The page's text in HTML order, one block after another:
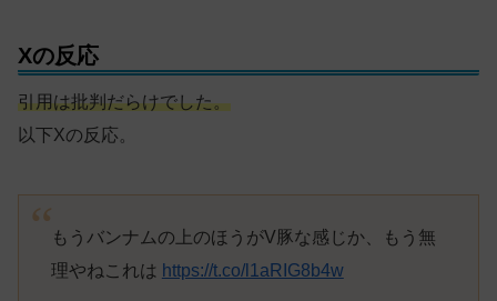
Xの反応
引用は批判だらけでした。
以下Xの反応。
もうバンナムの上のほうがV豚な感じか、もう無
理やねこれは https://t.co/l1aRIG8b4w